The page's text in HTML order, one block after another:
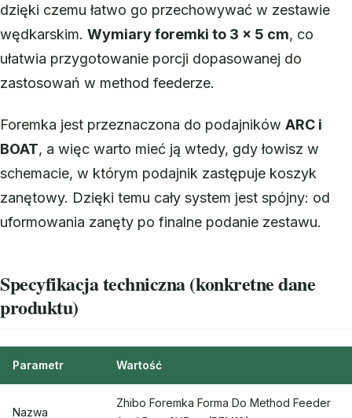
dzięki czemu łatwo go przechowywać w zestawie
wędkarskim. Wymiary foremki to 3 × 5 cm, co
ułatwia przygotowanie porcji dopasowanej do
zastosowań w method feederze.
Foremka jest przeznaczona do podajników ARC i
BOAT, a więc warto mieć ją wtedy, gdy łowisz w
schemacie, w którym podajnik zastępuje koszyk
zanętowy. Dzięki temu cały system jest spójny: od
uformowania zanęty po finalne podanie zestawu.
Specyfikacja techniczna (konkretne dane
produktu)
Parametr Wartość
Nazwa
Zhibo Foremka Forma Do Method Feeder